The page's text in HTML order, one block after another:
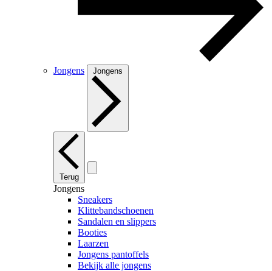
Jongens Jongens
Terug
Jongens
Sneakers
Klittebandschoenen
Sandalen en slippers
Booties
Laarzen
Jongens pantoffels
Bekijk alle jongens